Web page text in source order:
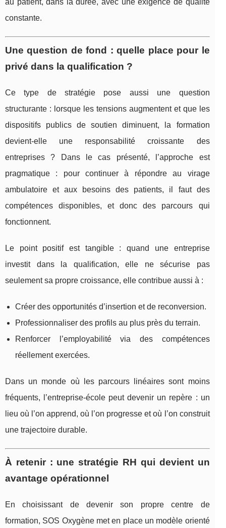
au patient, dans la durée, avec une exigence de qualité
constante.
Une question de fond : quelle place pour le
privé dans la qualification ?
Ce type de stratégie pose aussi une question
structurante : lorsque les tensions augmentent et que les
dispositifs publics de soutien diminuent, la formation
devient-elle une responsabilité croissante des
entreprises ? Dans le cas présenté, l’approche est
pragmatique : pour continuer à répondre au virage
ambulatoire et aux besoins des patients, il faut des
compétences disponibles, et donc des parcours qui
fonctionnent.
Le point positif est tangible : quand une entreprise
investit dans la qualification, elle ne sécurise pas
seulement sa propre croissance, elle contribue aussi à :
Créer des opportunités d’insertion et de reconversion.
Professionnaliser des profils au plus près du terrain.
Renforcer l’employabilité via des compétences
réellement exercées.
Dans un monde où les parcours linéaires sont moins
fréquents, l’entreprise-école peut devenir un repère : un
lieu où l’on apprend, où l’on progresse et où l’on construit
une trajectoire durable.
À retenir : une stratégie RH qui devient un
avantage opérationnel
En choisissant de devenir son propre centre de
formation, SOS Oxygène met en place un modèle orienté